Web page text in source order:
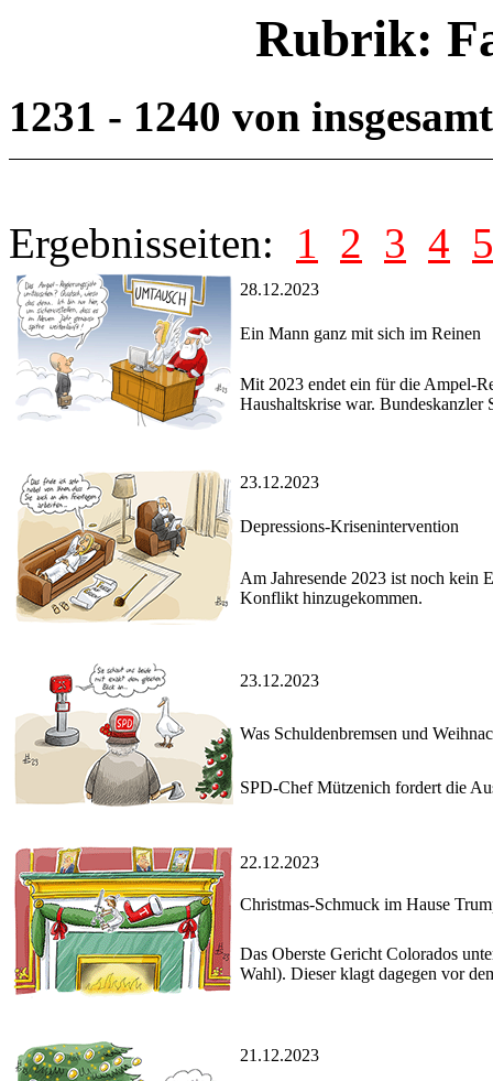
Rubrik:
1231 - 1240 von
Ergebnisseiten: 1 2 3 4 5
28.12.2023
Ein Mann ganz mit sich im Reinen
Mit 2023 endet ein für die Ampel-
Haushaltskrise war.
23.12.2023
Depressions-Krisenintervention
Am Jahresende 2023 ist noch kein
Konflikt hinzugekommen.
23.12.2023
Was Schuldenbremsen und
SPD-Chef Mützenich fordert die
22.12.2023
Christmas-Schmuck im Hause
Das Oberste Gericht Colorados
Wahl). Dieser klagt dagegen vor
21.12.2023